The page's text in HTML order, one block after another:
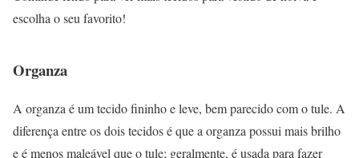
escolha o seu favorito!
Organza
A organza é um tecido fininho e leve, bem parecido com o tule. A
diferença entre os dois tecidos é que a organza possui mais brilho
e é menos maleável que o tule; geralmente, é usada para fazer